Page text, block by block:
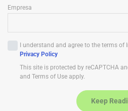
i
d
Empresa
I understand and agree to the terms of
Privacy Policy
This site is protected by reCAPTCHA
and Terms of Use apply.
Keep